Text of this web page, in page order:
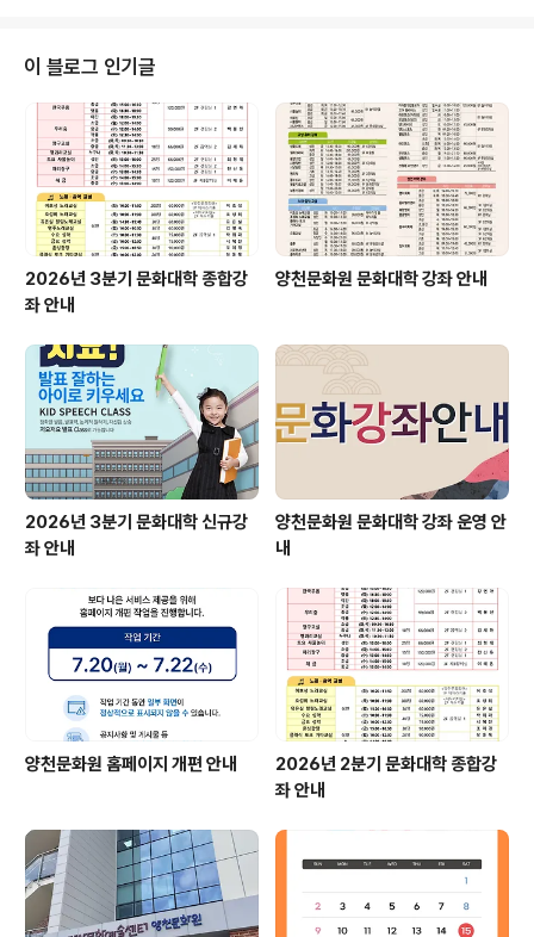
현재 수업 참여 가능하시고, 차(茶)이나는 클래스와 미라클
요가는 4분기 개강 예정입니다. 양천문화원은 구민 여러분
의 의견을 수렴하여 보다 양질의 프로그램을 편성하고 문
화예술 향유 기회를 확대해 나가기 위해 노력하겠습니다.
많은 관심과 성원 부탁드립니다! #양천문화원 #신규강좌
#취업 #자격증 #취미 #일상 #그림책지도사 #하..
이 블로그 인기글
2026년 3분기 문화대학 종합강
좌 안내
양천문화원 문화대학 강좌 안내
2026년 3분기 문화대학 신규강
좌 안내
양천문화원 문화대학 강좌 운영 안
내
양천문화원 홈페이지 개편 안내
2026년 2분기 문화대학 종합강
좌 안내